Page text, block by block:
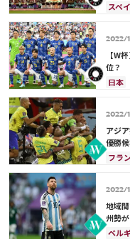
スペ
リオ
カタ
ポー
日本
イラ
エク
C・
アク
ラフ
2022/
【W
位？
日本
カタ
ベル
ポー
エク
アメ
日本
2022/
アジ
優勝
第2節
フラ
ポル
ガー
イン
メキ
2022/
地域
州勢
『W
ベル